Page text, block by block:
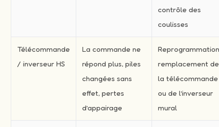
contrôle des
coulisses
Télécommande
/ inverseur HS
La commande ne
répond plus, piles
changées sans
effet, pertes
d’appairage
remplacement de
la télécommande
ou de l’inverseur
mural